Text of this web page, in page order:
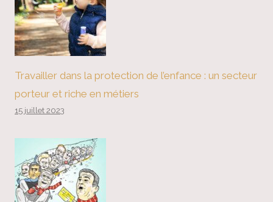
Travailler dans la protection de l’enfance : un secteur
porteur et riche en métiers
15 juillet 2023